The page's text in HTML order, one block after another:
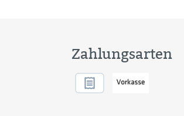
Zahlungsarten